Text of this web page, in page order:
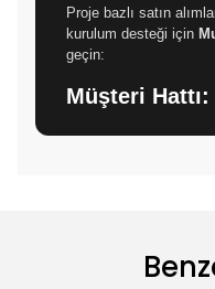
Proje bazlı satın
kurulum desteği için
geçin:
Müşteri Hattı: